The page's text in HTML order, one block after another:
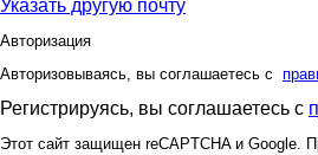
Указать другую почту
Авторизация
Авторизовываясь, вы соглашаетесь с
Регистрируясь, вы соглашаетесь с
Этот сайт защищен reCAPTCHA и Google.